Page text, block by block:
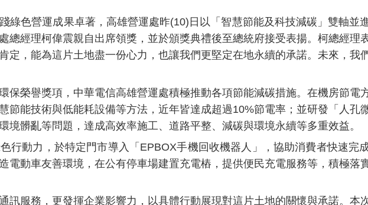
色營運成果卓著，高雄營運處昨(10) 日以「智慧節能及科技減碳」雙軸並
總經理柯偉震親自出席領獎，並於頒獎典禮後至總統府接受表揚。柯總經理
定，能為這片土地盡一份心力，也讓我們更堅定在地永續的承諾。未來，我
榮譽獎項，中華電信高雄營運處積極推動各項節能減碳措施。在機房節電
節能技術與低能耗設備等方法，近年皆達成超過10%節電率；並研發「人孔
境髒亂等問題，達成高效率施工、道路平整、減碳與環境永續等多重效益。
動力，於特定門市導入「 EPBOX手機回收機器人」，協助消費者快速完
電動車友善環境，在公有停車場建置充電樁，提供便民充電服務等，積極落
服務，更發揮企業影響力，以具體行動展現對這片土地的關懷與承諾。本